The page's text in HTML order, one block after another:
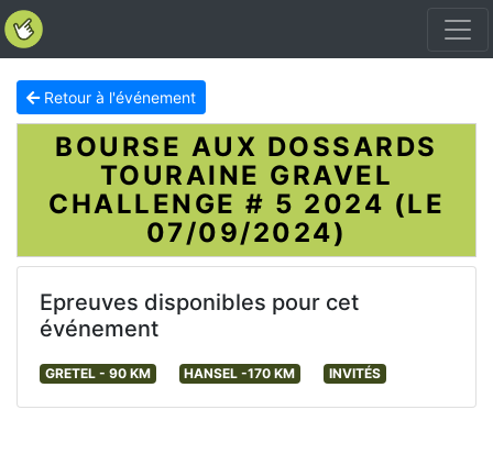
Retour à l'événement
BOURSE AUX DOSSARDS
TOURAINE GRAVEL
CHALLENGE # 5 2024 (LE
07/09/2024)
Epreuves disponibles pour cet
événement
GRETEL - 90 KM HANSEL -170 KM INVITÉS